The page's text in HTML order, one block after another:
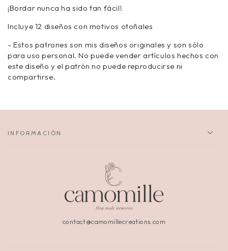
¡Bordar nunca ha sido tan fácil!
Incluye 12 diseños con motivos otoñales
- Estos patrones son mis diseños originales y son sólo
para uso personal. No puede vender artículos hechos con
este diseño y el patrón no puede reproducirse ni
compartirse.
INFORMACIÓN
contact@camomillecreations.com